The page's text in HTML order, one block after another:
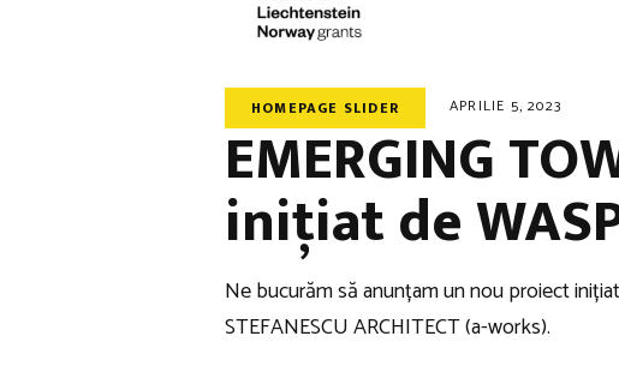
HOMEPAGE SLIDER APRILIE 5, 2023
EMERGING
inițiat de
Ne bucurăm să anunțam un nou proiect
STEFANESCU ARCHITECT (a-works).